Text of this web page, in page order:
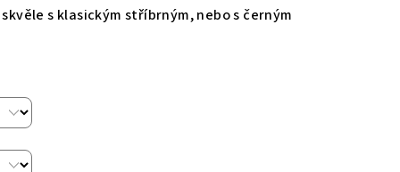
s klasickým stříbrným, nebo s černým